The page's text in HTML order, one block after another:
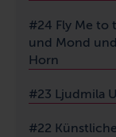
#24 Fly Me to
und Mond
Horn
#23 Ljudmila
#22